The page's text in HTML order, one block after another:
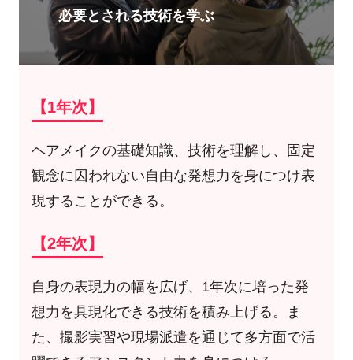
必要とされる技術を学ぶ
【1年次】
ヘアメイクの基礎知識、技術を理解し、固定
観念に囚われない自由な発想力を身につけ表
現することができる。
【2年次】
自身の表現力の幅を広げ、1年次に培った発
想力を具現化できる技術を積み上げる。ま
た、撮影実習や現場派遣を通じて多方面で活